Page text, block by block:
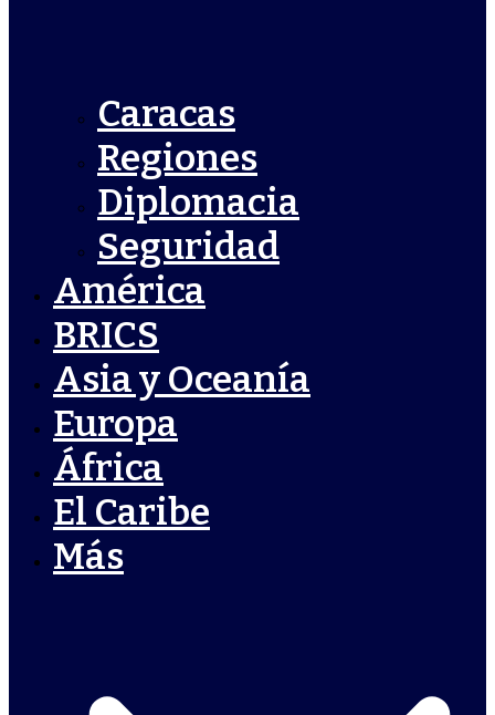
Caracas
Regiones
Diplomacia
Seguridad
América
BRICS
Asia y Oceanía
Europa
África
El Caribe
Más